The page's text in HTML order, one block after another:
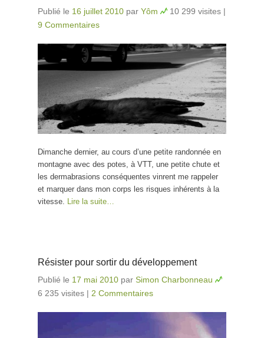
Publié le 16 juillet 2010 par Yôm 10 299 visites |
9 Commentaires
Dimanche dernier, au cours d’une petite randonnée en
montagne avec des potes, à VTT, une petite chute et
les dermabrasions conséquentes vinrent me rappeler
et marquer dans mon corps les risques inhérents à la
vitesse. Lire la suite…
Résister pour sortir du développement
Publié le 17 mai 2010 par Simon Charbonneau
6 235 visites | 2 Commentaires